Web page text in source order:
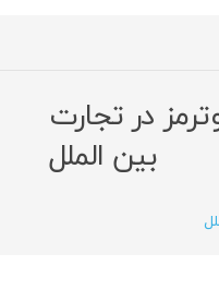
در تجارت
بین الملل